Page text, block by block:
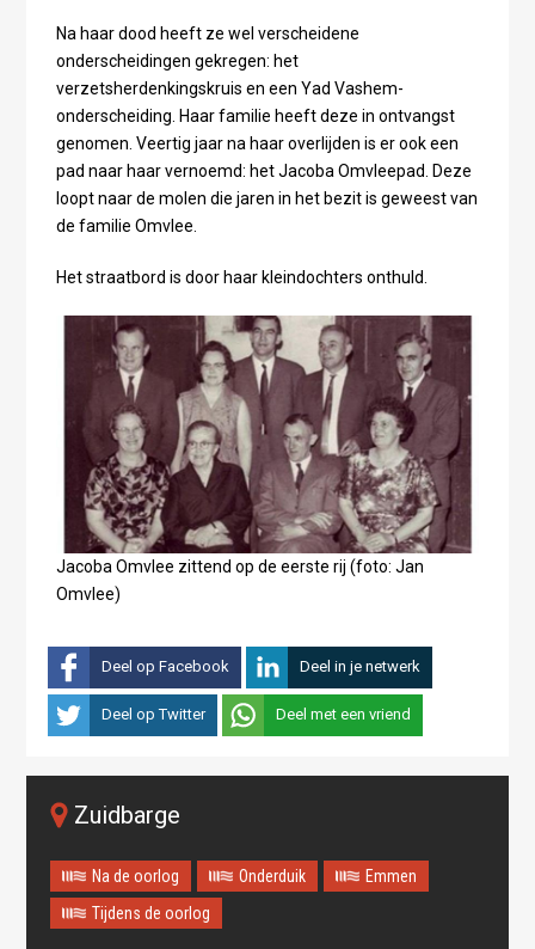
Na haar dood heeft ze wel verscheidene
onderscheidingen gekregen: het
verzetsherdenkingskruis en een Yad Vashem-
onderscheiding. Haar familie heeft deze in ontvangst
genomen. Veertig jaar na haar overlijden is er ook een
pad naar haar vernoemd: het Jacoba Omvleepad. Deze
loopt naar de molen die jaren in het bezit is geweest van
de familie Omvlee.
Het straatbord is door haar kleindochters onthuld.
Jacoba Omvlee zittend op de eerste rij (foto: Jan
Omvlee)
Deel op Facebook Deel in je netwerk
Deel op Twitter Deel met een vriend
Zuidbarge
Na de oorlog Onderduik
Emmen
Tijdens de oorlog